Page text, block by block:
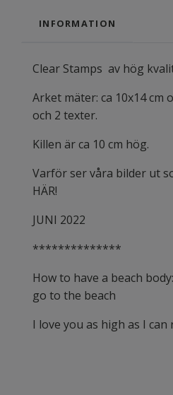
INFORMATION
Clear Stamps av hög
Arket mäter: ca 10x14 cm
och 2 texter.
Killen är ca 10 cm hög.
Varför ser våra bilder ut
HÄR!
JUNI 2022
**************
How to have a beach
go to the beach
I love you as high as I can